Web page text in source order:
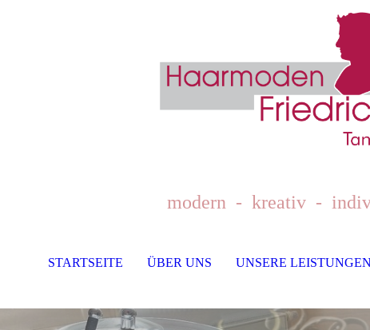
modern - kreativ -
STARTSEITE ÜBER UNS UNSERE LEISTUNGEN